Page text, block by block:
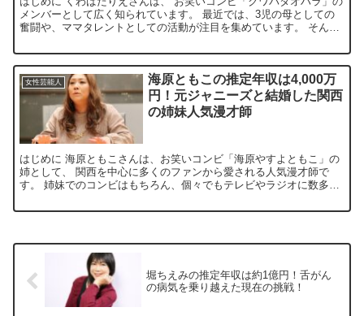
メンバーとして広く知られています。 最近では、3児の母としての
奮闘や、ママタレントとしての活動が注目を集めています。 そんな
女性芸能人
海原ともこの推定年収は4,000万
円！元ジャニーズと結婚した関西
の姉妹人気漫才師
はじめに 海原ともこさんは、お笑いコンビ「海原やすよともこ」の
姉として、 関西を中心に多くのファンから愛される人気漫才師で
す。 姉妹でのコンビはもちろん、個々でもテレビやラジオに数多く
堀ちえみの推定年収は約1億円！舌がん
の病気を乗り越えた現在の挑戦！